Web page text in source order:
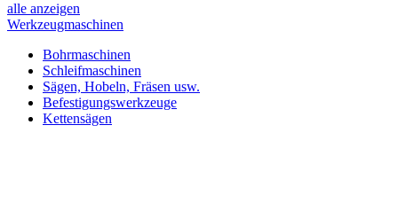
alle anzeigen
Werkzeugmaschinen
Bohrmaschinen
Schleifmaschinen
Sägen, Hobeln, Fräsen usw.
Befestigungswerkzeuge
Kettensägen